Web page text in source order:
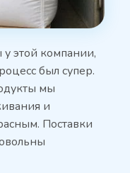
этой компании,
был супер.
мы
и
Поставки